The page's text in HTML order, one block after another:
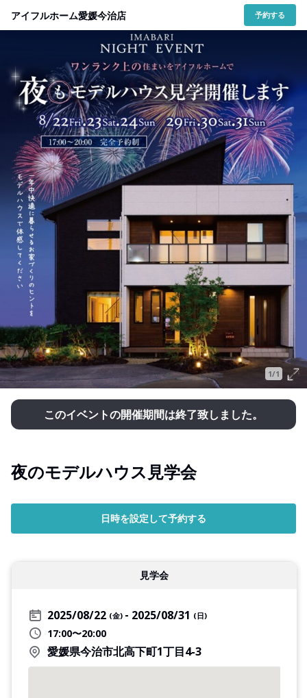
アイフルホーム愛媛今治店 予約する
1/1
このイベントの開催期間は終了致しました。
夜のモデルハウス見学会
日時を設定して予約する
見学会
2025/08/22 (金) 2025/08/31 (日)
17:00〜20:00
愛媛県今治市北高下町1丁目4-3